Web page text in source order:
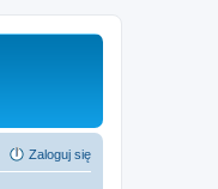
Zaloguj się